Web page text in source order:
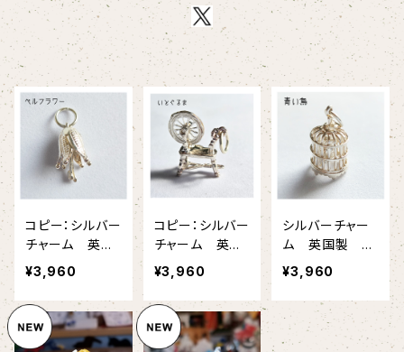
コピー：シルバー
チャーム 英国
製 【シルバー9
25製品】 ４種類
掲載
¥3,960
コピー：シルバー
チャーム 英国
製 【シルバー9
25製品】 ４種類
掲載
¥3,960
シルバーチャー
ム 英国製
【シルバー925製
品】 4種類掲載
¥3,960